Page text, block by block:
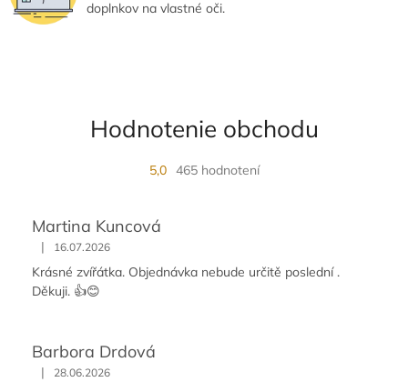
p
doplnkov na vlastné oči.
Hodnotenie obchodu
5,0 465 hodnotení
Martina Kuncová
| 16.07.2026
Krásné zvířátka. Objednávka nebude určitě poslední .
Děkuji. 👍😊
Barbora Drdová
| 28.06.2026